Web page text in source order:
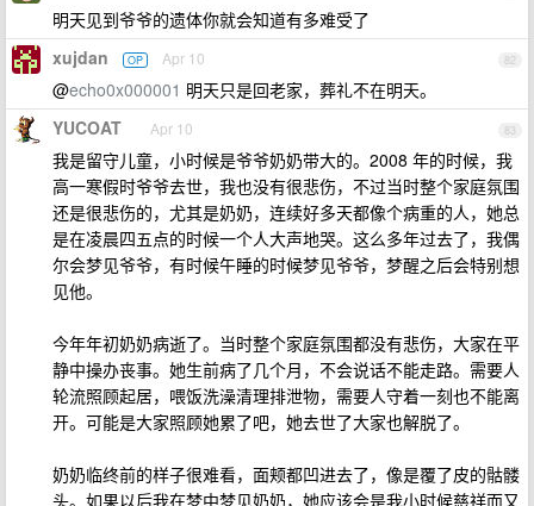
明天见到爷爷的遗体你就会知道有多难受了
82
xujdan OP Apr 10
@echo0x000001 明天只是回老家，葬礼不在明天。
83
YUCOAT Apr 10
我是留守儿童，小时候是爷爷奶奶带大的。2008 年的时候，我
高一寒假时爷爷去世，我也没有很悲伤，不过当时整个家庭氛围
还是很悲伤的，尤其是奶奶，连续好多天都像个病重的人，她总
是在凌晨四五点的时候一个人大声地哭。这么多年过去了，我偶
尔会梦见爷爷，有时候午睡的时候梦见爷爷，梦醒之后会特别想
见他。
今年年初奶奶病逝了。当时整个家庭氛围都没有悲伤，大家在平
静中操办丧事。她生前病了几个月，不会说话不能走路。需要人
轮流照顾起居，喂饭洗澡清理排泄物，需要人守着一刻也不能离
开。可能是大家照顾她累了吧，她去世了大家也解脱了。
奶奶临终前的样子很难看，面颊都凹进去了，像是覆了皮的骷髅
头。如果以后我在梦中梦见奶奶，她应该会是我小时候慈祥而又